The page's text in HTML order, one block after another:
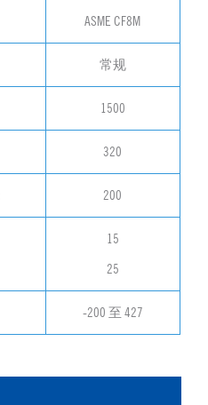
ASME CF8M
常规
1500
320
200
15
25
-200 至 427